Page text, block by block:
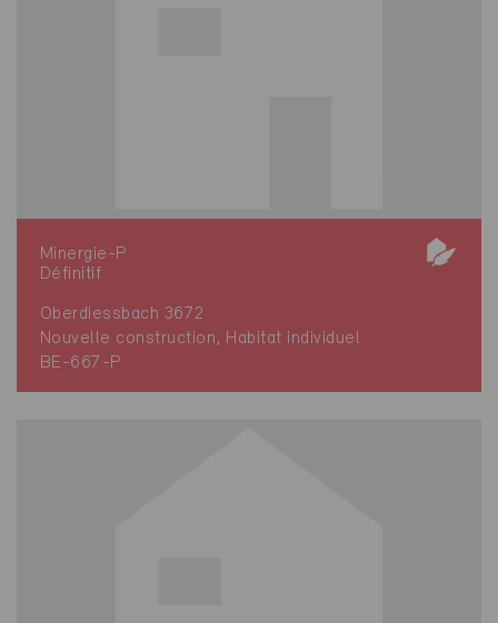
Minergie-P
Définitif
Oberdiessbach 3672
Nouvelle construction, Habitat individuel
BE-667-P